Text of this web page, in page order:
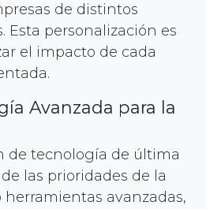
de distintos
Esta personalización es
el impacto de cada
Avanzada para la
de tecnología de última
las prioridades de la
avanzadas,